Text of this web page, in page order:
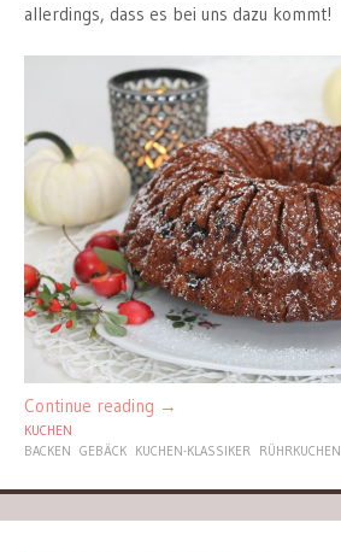
allerdings, dass es bei uns dazu kommt!
Continue reading →
KUCHEN
BACKEN GEBÄCK KUCHEN-KLASSIKER RÜHRKUCHEN